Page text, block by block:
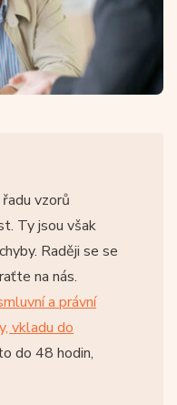
součástí
ještě před sepsáním
převedení věci
kteří s darováním
o smlouvu, coby
záležitost,
dobrovolné a
práva k určité věci.
písemné
smlouva
vzorů
Ty jsou však
Raději se se
na nás.
a právní
vkladu do
do 48 hodin,